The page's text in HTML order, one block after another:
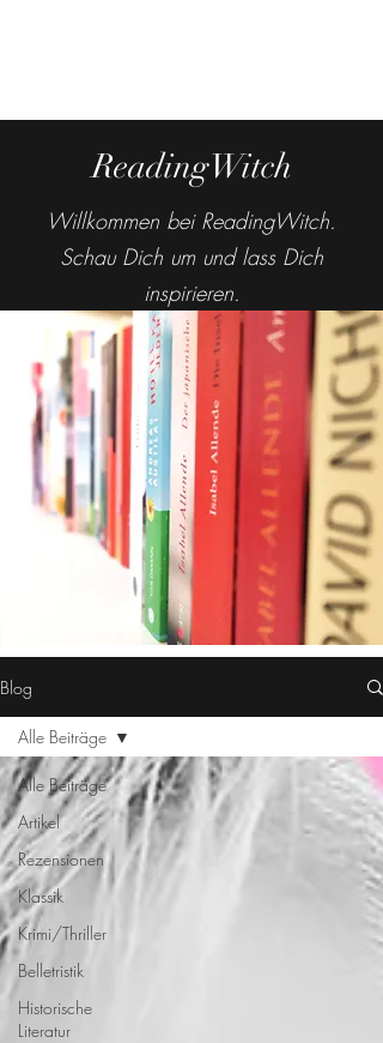
ReadingWitch
Willkommen bei ReadingWitch.
Schau Dich um und lass Dich
inspirieren.
Blog
Alle Beiträge
Artikel
Rezensionen
Klassik
Krimi/Thriller
Belletristik
Historische
Literatur
Alle Beiträge